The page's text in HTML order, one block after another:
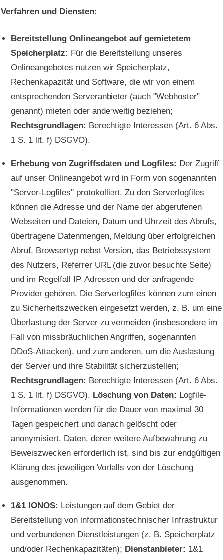
Verfahren und Diensten:
Bereitstellung Onlineangebot auf gemietetem
Speicherplatz: Für die Bereitstellung unseres
Onlineangebotes nutzen wir Speicherplatz,
Rechenkapazität und Software, die wir von einem
entsprechenden Serveranbieter (auch "Webhoster"
genannt) mieten oder anderweitig beziehen;
Rechtsgrundlagen: Berechtigte Interessen (Art. 6 Abs.
1 S. 1 lit. f) DSGVO).
Erhebung von Zugriffsdaten und Logfiles: Der Zugriff
auf unser Onlineangebot wird in Form von sogenannten
"Server-Logfiles" protokolliert. Zu den Serverlogfiles
können die Adresse und der Name der abgerufenen
Webseiten und Dateien, Datum und Uhrzeit des Abrufs,
übertragene Datenmengen, Meldung über erfolgreichen
Abruf, Browsertyp nebst Version, das Betriebssystem
des Nutzers, Referrer URL (die zuvor besuchte Seite)
und im Regelfall IP-Adressen und der anfragende
Provider gehören. Die Serverlogfiles können zum einen
zu Sicherheitszwecken eingesetzt werden, z. B. um eine
Überlastung der Server zu vermeiden (insbesondere im
Fall von missbräuchlichen Angriffen, sogenannten
DDoS-Attacken), und zum anderen, um die Auslastung
der Server und ihre Stabilität sicherzustellen;
Rechtsgrundlagen: Berechtigte Interessen (Art. 6 Abs.
1 S. 1 lit. f) DSGVO). Löschung von Daten: Logfile-
Informationen werden für die Dauer von maximal 30
Tagen gespeichert und danach gelöscht oder
anonymisiert. Daten, deren weitere Aufbewahrung zu
Beweiszwecken erforderlich ist, sind bis zur endgültigen
Klärung des jeweiligen Vorfalls von der Löschung
ausgenommen.
1&1 IONOS: Leistungen auf dem Gebiet der
Bereitstellung von informationstechnischer Infrastruktur
und verbundenen Dienstleistungen (z. B. Speicherplatz
und/oder Rechenkapazitäten); Dienstanbieter: 1&1